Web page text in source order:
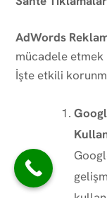
AdWords
mücadele
İşte etkili